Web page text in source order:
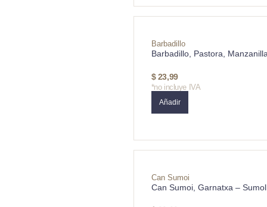
Barbadillo
Barbadillo, Pastora,
$23,99
*no incluye IVA
Añadir
Can Sumoi
Can Sumoi, Garnatxa –